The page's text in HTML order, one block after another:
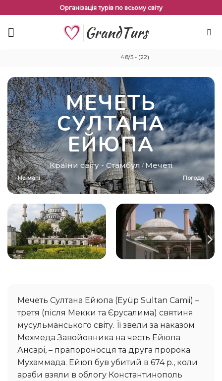
змісту
Організація турів по всьому світу
4.8/5 - (22)
МЕЧЕТЬ
СУЛТАНА
ЕЙЮПА
Країни світу - Стамбул / Мечеті
На мапі Погода
Мечеть Султана Ейюпа (Eyüp Sultan Camii) –
третя (після Мекки та Єрусалима) святиня
мусульманського світу. Її звели за наказом
Мехмеда Завойовника на честь Ейюпа
Ансарі, – прапороносця та друга пророка
Мухаммада. Ейюп був убитий в 674 р., коли
араби взяли в облогу Константинополь